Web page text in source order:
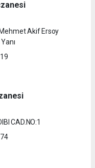
Mehmet Akif Ersoy
CAD.NO:1